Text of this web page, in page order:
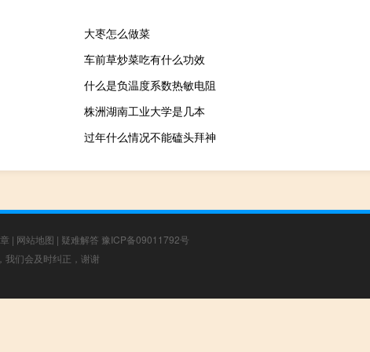
大枣怎么做菜
车前草炒菜吃有什么功效
什么是负温度系数热敏电阻
株洲湖南工业大学是几本
过年什么情况不能磕头拜神
| 网站地图 | 疑难解答 豫ICP备09011792号
我们会及时纠正，谢谢